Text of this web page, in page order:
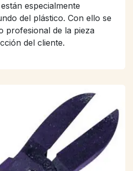
especialmente
del plástico. Con ello se
profesional de la pieza
del cliente.